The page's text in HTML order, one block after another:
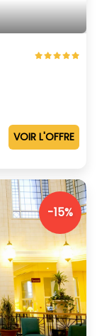
VOIR L'OFFRE
-15%